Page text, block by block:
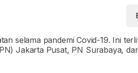
selama pandemi Covid-19. Ini
Jakarta Pusat, PN Surabaya,